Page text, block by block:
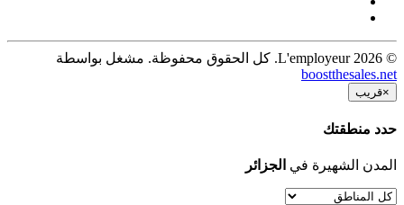
© 2026 L'employeur. كل الحقوق محفوظة. مشغل بواسطة
boostthesales.net
×قريب
حدد منطقتك
المدن الشهيرة في الجزائر